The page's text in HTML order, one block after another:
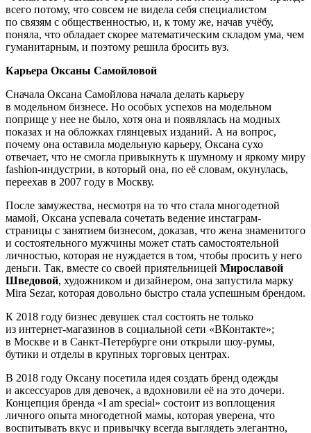
всего потому, что совсем не видела себя специалистом
по связям с общественностью, и, к тому же, начав учёбу,
поняла, что обладает скорее математическим складом ума, чем
гуманитарным, и поэтому решила бросить вуз.
Карьера Оксаны Самойловой
Сначала Оксана Самойлова начала делать карьеру
в модельном бизнесе. Но особых успехов на модельном
поприще у нее не было, хотя она и появлялась на модных
показах и на обложках глянцевых изданий. А на вопрос,
почему она оставила модельную карьеру, Оксана сухо
отвечает, что не смогла привыкнуть к шумному и яркому миру
fashion-индустрии, в который она, по её словам, окунулась,
переехав в 2007 году в Москву.
После замужества, несмотря на то что стала многодетной
мамой, Оксана успевала сочетать ведение инстаграм-
страницы с занятием бизнесом, доказав, что жена знаменитого
и состоятельного мужчины может стать самостоятельной
личностью, которая не нуждается в том, чтобы просить у него
деньги. Так, вместе со своей приятельницей Мирославой
Шведовой, художником и дизайнером, она запустила марку
Mira Sezar, которая довольно быстро стала успешным брендом.
К 2018 году бизнес девушек стал состоять не только
из интернет-магазинов в социальной сети «ВКонтакте»;
в Москве и в Санкт-Петербурге они открыли шоу-румы,
бутики и отделы в крупных торговых центрах.
В 2018 году Оксану посетила идея создать бренд одежды
и аксессуаров для девочек, а вдохновили её на это дочери.
Концепция бренда «I am special» состоит из воплощения
личного опыта многодетной мамы, которая уверена, что
воспитывать вкус и привычку всегда выглядеть элегантно,